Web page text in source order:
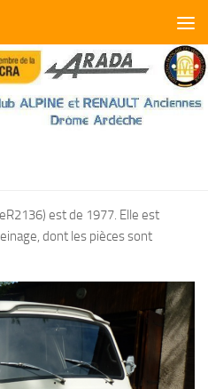
est de 1977. Elle est
dont les pièces sont